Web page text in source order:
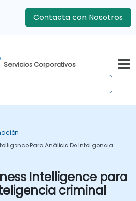
Contacta con Nosotros
Servicios Corporativos
Para Análisis De Inteligencia
Intelligence para
criminal